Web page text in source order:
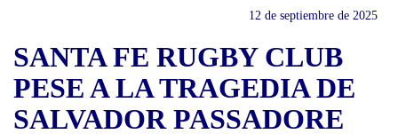
12 de septiembre de 2025
SANTA FE RUGBY CLUB
PESE A LA TRAGEDIA DE
SALVADOR PASSADORE